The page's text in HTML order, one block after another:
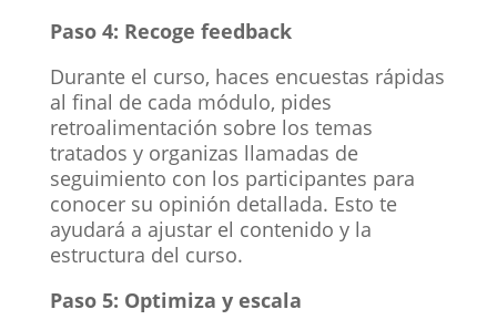
Paso 4: Recoge feedback
Durante el curso, haces encuestas rápidas
al final de cada módulo, pides
retroalimentación sobre los temas
tratados y organizas llamadas de
seguimiento con los participantes para
conocer su opinión detallada. Esto te
ayudará a ajustar el contenido y la
estructura del curso.
Paso 5: Optimiza y escala